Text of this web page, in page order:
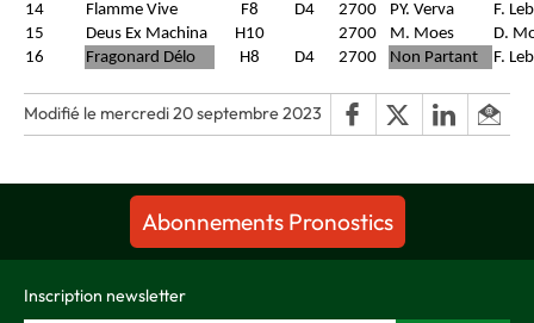
14
Flamme Vive F8 D4 2700 PY. Verva
F.
15
Deus Ex Machina H10 2700 M. Moes
D.
16
Fragonard Délo H8 D4 2700 Non Partant F.
Modifié le mercredi 20 septembre 2023
Abonnements Pronostics
Inscription newsletter